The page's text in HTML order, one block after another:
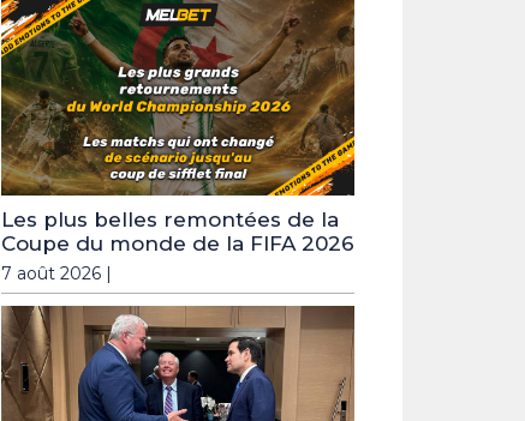
Les plus belles remontées de la
Coupe du monde de la FIFA 2026
7 août 2026 |